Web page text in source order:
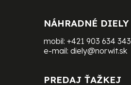
NÁHRADNÉ DIELY
mobil: +421 903 634 343
e-mail: diely@norwit.sk
PREDAJ ŤAŽKEJ